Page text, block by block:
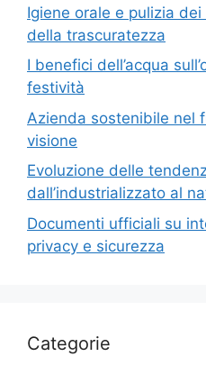
Igiene orale e pulizia
della trascuratezza
I benefici dell’acqua
festività
Azienda sostenibile nel
visione
Evoluzione delle
dall’industrializzato al
Documenti ufficiali su
privacy e sicurezza
Categorie